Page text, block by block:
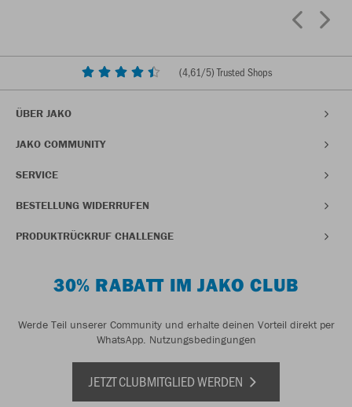
(4,61/5) Trusted Shops
ÜBER JAKO
JAKO COMMUNITY
SERVICE
BESTELLUNG WIDERRUFEN
PRODUKTRÜCKRUF CHALLENGE
30% RABATT IM JAKO CLUB
Werde Teil unserer Community und erhalte deinen Vorteil direkt per
WhatsApp. Nutzungsbedingungen
JETZT CLUBMITGLIED WERDEN